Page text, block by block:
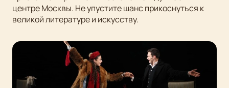
центре Москвы. Не упустите шанс прикоснуться к
великой литературе и искусству.